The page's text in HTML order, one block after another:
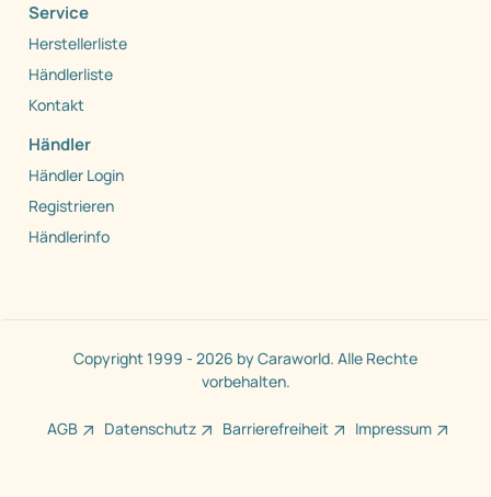
Service
Herstellerliste
Händlerliste
Kontakt
Händler
Händler Login
Registrieren
Händlerinfo
Copyright 1999 - 2026 by Caraworld. Alle Rechte
vorbehalten.
AGB Datenschutz Barrierefreiheit Impressum